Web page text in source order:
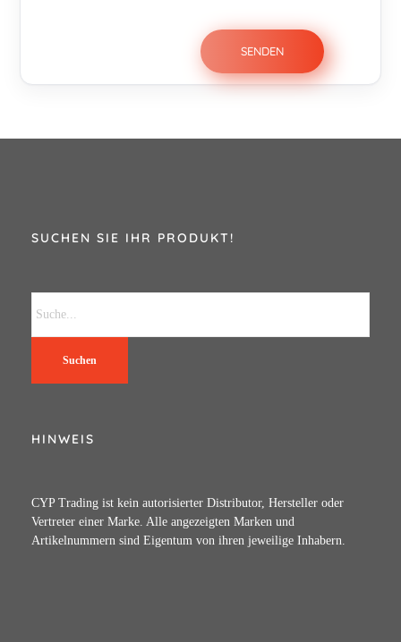
SUCHEN SIE IHR PRODUKT!
Suchen
HINWEIS
CYP Trading ist kein autorisierter Distributor, Hersteller oder
Vertreter einer Marke. Alle angezeigten Marken und
Artikelnummern sind Eigentum von ihren jeweilige Inhabern.